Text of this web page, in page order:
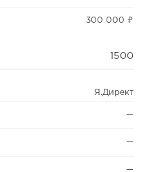
300 000 ₽
1500
Я.Директ
—
—
—